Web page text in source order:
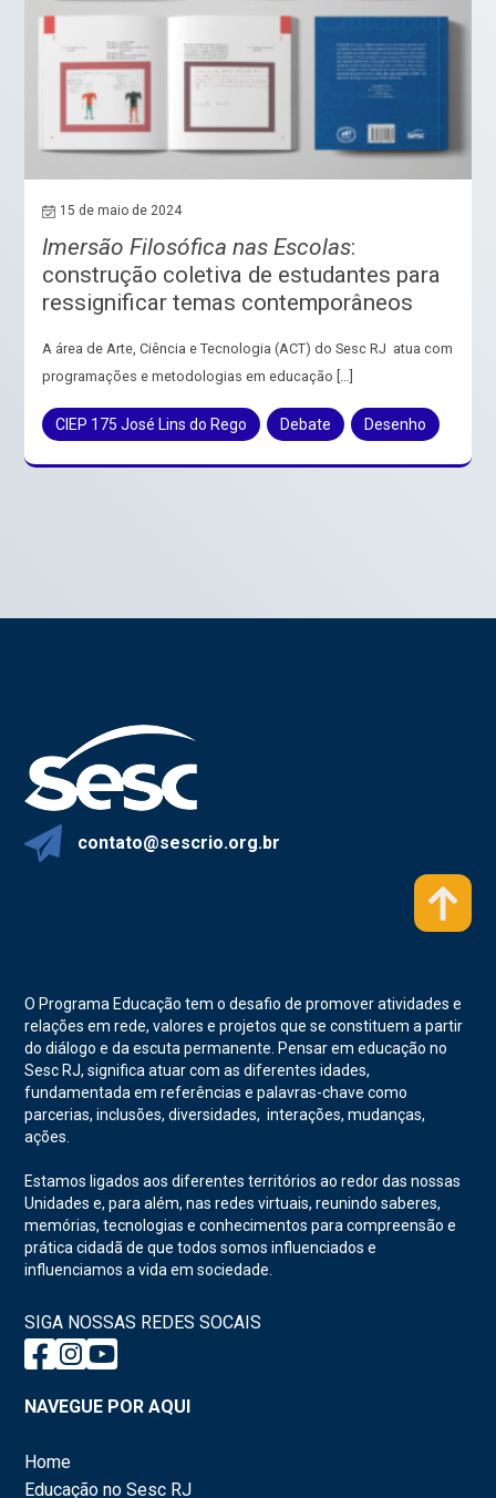
15 de maio de 2024
Imersão Filosófica nas Escolas:
construção coletiva de estudantes para
ressignificar temas contemporâneos
A área de Arte, Ciência e Tecnologia (ACT) do Sesc RJ atua com
programações e metodologias em educação […]
CIEP 175 José Lins do Rego Debate Desenho
contato@sescrio.org.br
O Programa Educação tem o desafio de promover atividades e
relações em rede, valores e projetos que se constituem a partir
do diálogo e da escuta permanente. Pensar em educação no
Sesc RJ, significa atuar com as diferentes idades,
fundamentada em referências e palavras-chave como
parcerias, inclusões, diversidades, interações, mudanças,
ações.
Estamos ligados aos diferentes territórios ao redor das nossas
Unidades e, para além, nas redes virtuais, reunindo saberes,
memórias, tecnologias e conhecimentos para compreensão e
prática cidadã de que todos somos influenciados e
influenciamos a vida em sociedade.
SIGA NOSSAS REDES SOCAIS
NAVEGUE POR AQUI
Home
Educação no Sesc RJ